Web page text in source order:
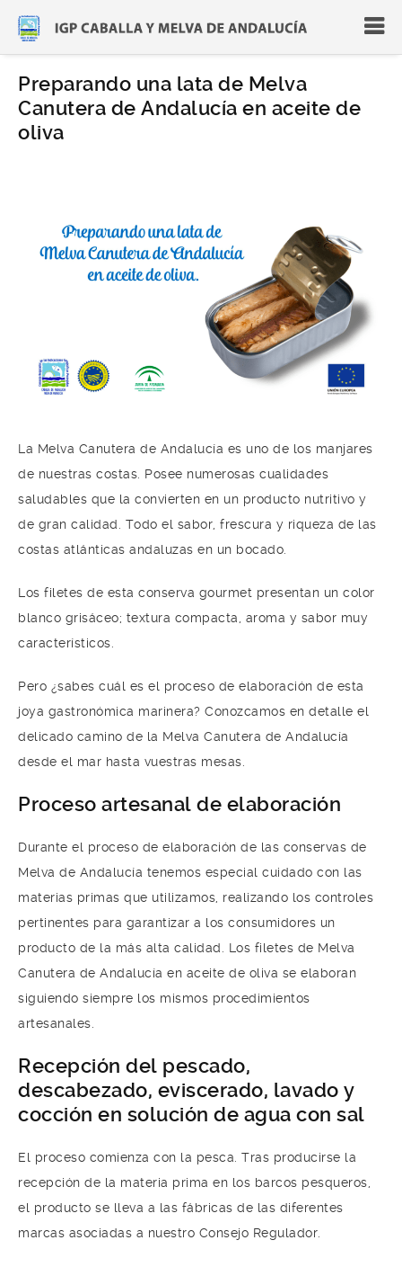
Preparando una lata de Melva
Canutera de Andalucía en aceite de
oliva
La Melva Canutera de Andalucía es uno de los manjares
de nuestras costas. Posee numerosas cualidades
saludables que la convierten en un producto nutritivo y
de gran calidad. Todo el sabor, frescura y riqueza de las
costas atlánticas andaluzas en un bocado.
Los filetes de esta conserva gourmet presentan un color
blanco grisáceo; textura compacta, aroma y sabor muy
característicos.
Pero ¿sabes cuál es el proceso de elaboración de esta
joya gastronómica marinera? Conozcamos en detalle el
delicado camino de la Melva Canutera de Andalucía
desde el mar hasta vuestras mesas.
Proceso artesanal de elaboración
Durante el proceso de elaboración de las conservas de
Melva de Andalucía tenemos especial cuidado con las
materias primas que utilizamos, realizando los controles
pertinentes para garantizar a los consumidores un
producto de la más alta calidad. Los filetes de Melva
Canutera de Andalucía en aceite de oliva se elaboran
siguiendo siempre los mismos procedimientos
artesanales.
Recepción del pescado,
descabezado, eviscerado, lavado y
cocción en solución de agua con sal
El proceso comienza con la pesca. Tras producirse la
recepción de la materia prima en los barcos pesqueros,
el producto se lleva a las fábricas de las diferentes
marcas asociadas a nuestro Consejo Regulador.